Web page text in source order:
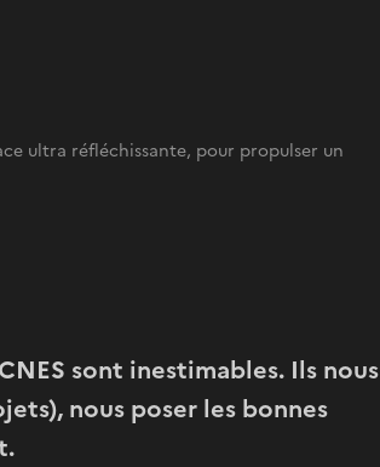
ultra réfléchissante, pour propulser un
sont inestimables. Ils nous
nous poser les bonnes